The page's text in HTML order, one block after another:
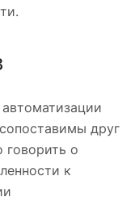
друг
говорить о
к